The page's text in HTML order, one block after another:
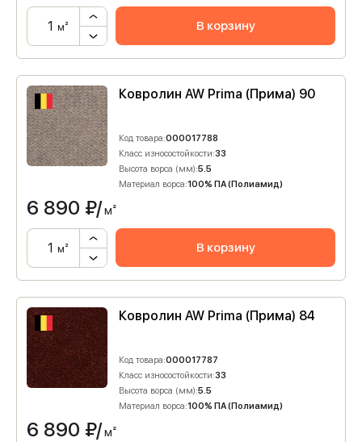
м² В корзину
Ковролин AW Prima (Прима) 90
Код товара:000017788
Класс износостойкости:33
Высота ворса (мм):5.5
Материал ворса:100% ПА (Полиамид)
6 890 ₽/м²
м² В корзину
Ковролин AW Prima (Прима) 84
Код товара:000017787
Класс износостойкости:33
Высота ворса (мм):5.5
Материал ворса:100% ПА (Полиамид)
6 890 ₽/м²